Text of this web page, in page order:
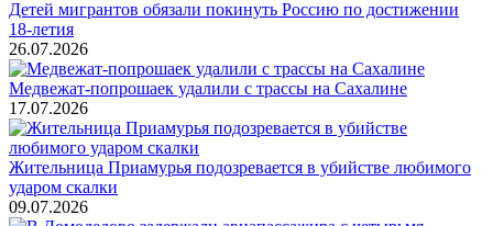
Детей мигрантов обязали покинуть Россию по достижении
18-летия
26.07.2026
Медвежат-попрошаек удалили с трассы на Сахалине
17.07.2026
Жительница Приамурья подозревается в убийстве любимого
ударом скалки
09.07.2026